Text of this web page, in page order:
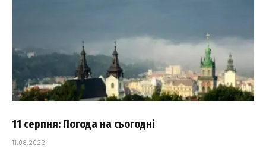
11 серпня: Погода на сьогодні
11.08.2022